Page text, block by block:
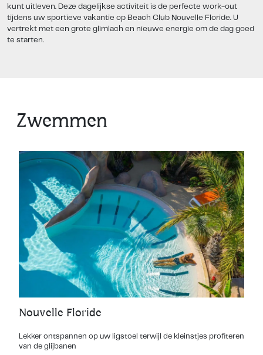
kunt uitleven. Deze dagelijkse activiteit is de perfecte work-out
tijdens uw sportieve vakantie op Beach Club Nouvelle Floride. U
vertrekt met een grote glimlach en nieuwe energie om de dag goed
te starten.
Zwemmen
Nouvelle Floride
Lekker ontspannen op uw ligstoel terwijl de kleinstjes profiteren
van de glijbanen